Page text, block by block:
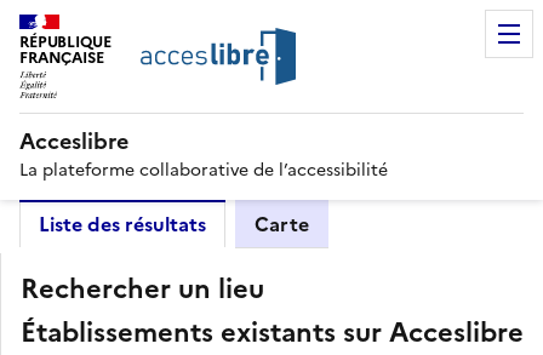
RÉPUBLIQUE
FRANÇAISE
Acceslibre
La plateforme collaborative de l’accessibilité
Liste des résultats Carte
Rechercher un lieu
Établissements existants sur Acceslibre